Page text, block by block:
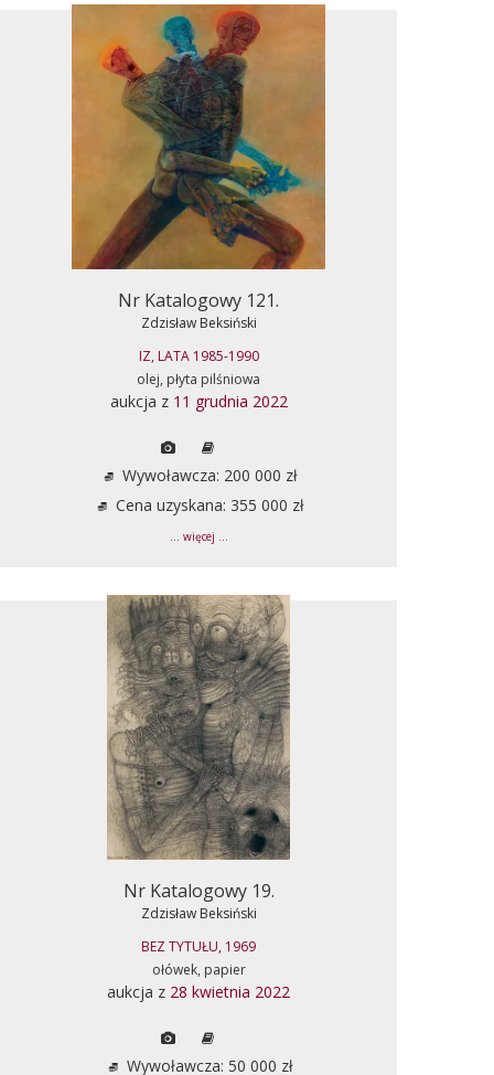
Nr Katalogowy 121.
Zdzisław Beksiński
IZ, LATA 1985-1990
olej, płyta pilśniowa
aukcja z 11 grudnia 2022
Wywoławcza: 200 000 zł
Cena uzyskana: 355 000 zł
... więcej ...
Nr Katalogowy 19.
Zdzisław Beksiński
BEZ TYTUŁU, 1969
ołówek, papier
aukcja z 28 kwietnia 2022
Wywoławcza: 50 000 zł